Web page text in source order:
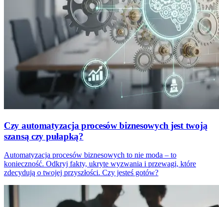
Czy automatyzacja procesów biznesowych jest twoją
szansą czy pułapką?
Automatyzacja procesów biznesowych to nie moda – to
konieczność. Odkryj fakty, ukryte wyzwania i przewagi, które
zdecydują o twojej przyszłości. Czy jesteś gotów?